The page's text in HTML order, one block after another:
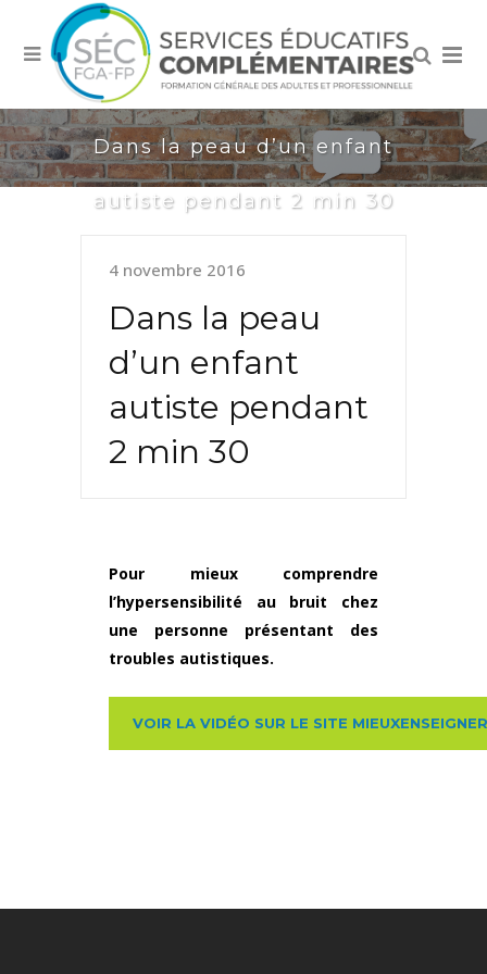
Dans la peau d’un enfant
autiste pendant 2 min 30
4 novembre 2016
Dans la peau
d’un enfant
autiste pendant
2 min 30
Pour mieux comprendre
l’hypersensibilité au bruit chez
une personne présentant des
troubles autistiques.
VOIR LA VIDÉO SUR LE SITE